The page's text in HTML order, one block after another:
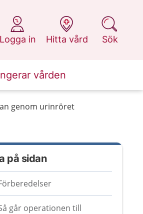
Logga in
på 1177.se
Hitta vård
på 1177.se
Sök
på 1177.se
vården
genom urinröret
på sidan
går operationen till